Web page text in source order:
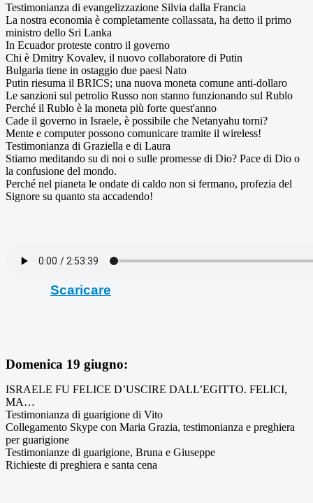
Testimonianza di evangelizzazione Silvia dalla Francia
La nostra economia è completamente collassata, ha detto il primo
ministro dello Sri Lanka
In Ecuador proteste contro il governo
Chi è Dmitry Kovalev, il nuovo collaboratore di Putin
Bulgaria tiene in ostaggio due paesi Nato
Putin riesuma il BRICS; una nuova moneta comune anti-dollaro
Le sanzioni sul petrolio Russo non stanno funzionando sul Rublo
Perché il Rublo è la moneta più forte quest'anno
Cade il governo in Israele, è possibile che Netanyahu torni?
Mente e computer possono comunicare tramite il wireless!
Testimonianza di Graziella e di Laura
Stiamo meditando su di noi o sulle promesse di Dio? Pace di Dio o
la confusione del mondo.
Perché nel pianeta le ondate di caldo non si fermano, profezia del
Signore su quanto sta accadendo!
Scaricare
Domenica 19 giugno:
ISRAELE FU FELICE D’USCIRE DALL’EGITTO. FELICI,
MA…
Testimonianza di guarigione di Vito
Collegamento Skype con Maria Grazia, testimonianza e preghiera
per guarigione
Testimonianze di guarigione, Bruna e Giuseppe
Richieste di preghiera e santa cena